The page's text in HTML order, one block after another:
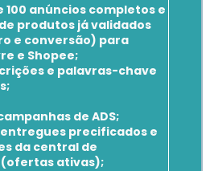
100 anúncios completos e
produtos já validados
e conversão) para
e Shopee;
e palavras-chave
de ADS;
precificados e
da central de
ativas);